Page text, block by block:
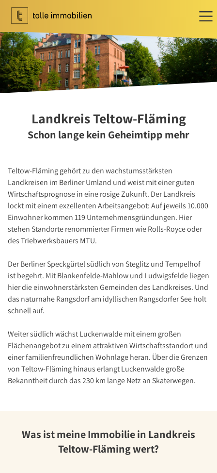
Wohnen
Ihr Makler für Wohnen
Immobilie bewerten
Immobilie verkaufen
Tippgeber
Ihr Makler für Investment
Marktbericht 2025/2026
Referenzen
Investment Suchauftrag
Newsletter Investment
Immobilienangebote
Immobilienmarkt
Suchauftrag Wohnen
Services
Bauträger / Projektentwickler
Hausverwaltung
Nachlassservice
Blog
Über Uns
Landkreis Teltow-Fläming
Schon lange kein Geheimtipp mehr
Teltow-Fläming gehört zu den wachstumsstärksten
Landkreisen im Berliner Umland und weist mit einer guten
Wirtschaftsprognose in eine rosige Zukunft. Der Landkreis
lockt mit einem exzellenten Arbeitsangebot: Auf jeweils 10.000
Einwohner kommen 119 Unternehmensgründungen. Hier
stehen Standorte renommierter Firmen wie Rolls-Royce oder
des Triebwerksbauers MTU.
Der Berliner Speckgürtel südlich von Steglitz und Tempelhof
ist begehrt. Mit Blankenfelde-Mahlow und Ludwigsfelde liegen
hier die einwohnerstärksten Gemeinden des Landkreises. Und
das naturnahe Rangsdorf am idyllischen Rangsdorfer See holt
schnell auf.
Weiter südlich wächst Luckenwalde mit einem großen
Flächenangebot zu einem attraktiven Wirtschaftsstandort und
einer familienfreundlichen Wohnlage heran. Über die Grenzen
von Teltow-Fläming hinaus erlangt Luckenwalde große
Bekanntheit durch das230 km lange Netz an Skaterwegen.
Was ist meine Immobilie in Landkreis
Teltow-Fläming wert?